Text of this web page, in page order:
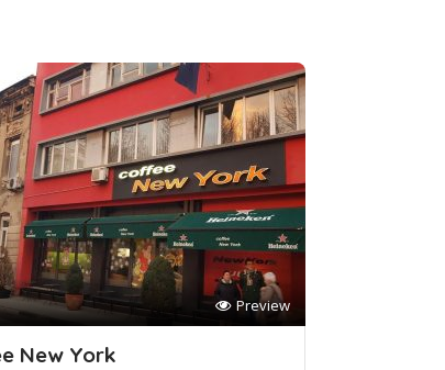
Preview
New York